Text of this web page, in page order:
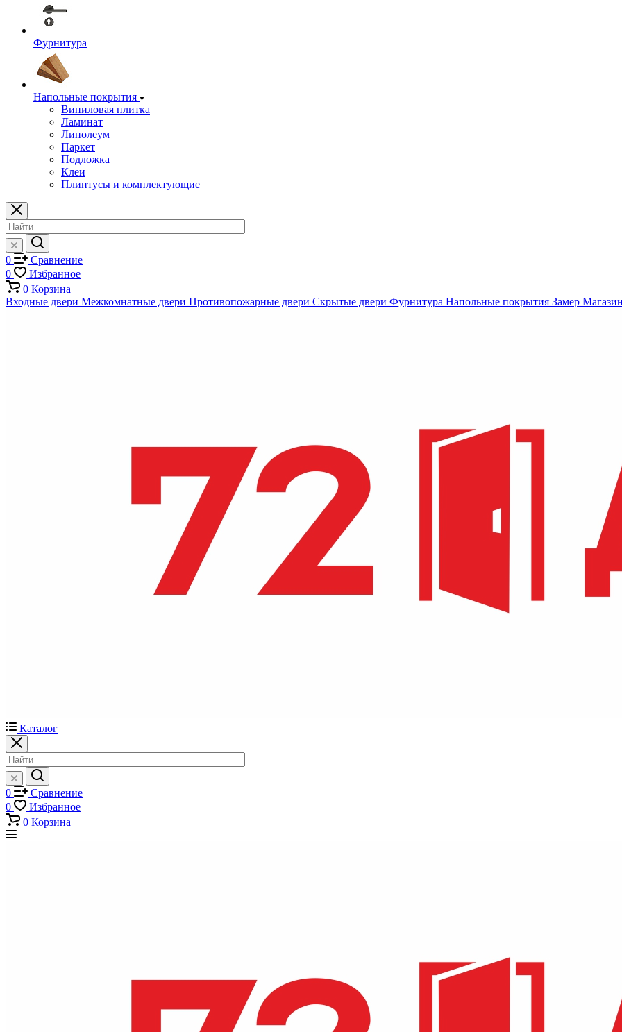
Фурнитура
Напольные покрытия
Виниловая плитка
Ламинат
Линолеум
Паркет
Подложка
Клеи
Плинтусы и комплектующие
0
Сравнение
0
Избранное
0 Корзина
Входные двери Межкомнатные двери Противопожарные двери Скрытые двери Фурнитура Напольные покрытия Замер
Каталог
0
Сравнение
0
Избранное
0 Корзина